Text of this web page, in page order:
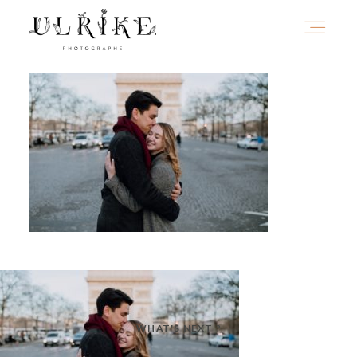
WHAT'S NEXT ?
HOME
A PROPOS
PORTFOLIO
INFOS
JOURNAL